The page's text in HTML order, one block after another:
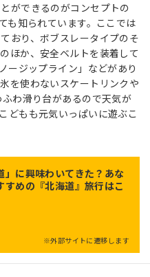
ができるのがコンセプトの
も知られています。ここでは
おり、ボブスレータイプのそ
ほか、安全ベルトを装着して
ージップライン」などがあり
を使わないスケートリンクや
わ滑り台があるので天気が
どもも元気いっぱいに遊ぶこ
」に興味わいてきた？あな
すめの『北海道』旅行はこ
※外部サイトに遷移します